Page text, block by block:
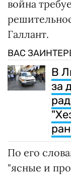
война
Галлант.
ВАС
В
за
По его
"ясные и